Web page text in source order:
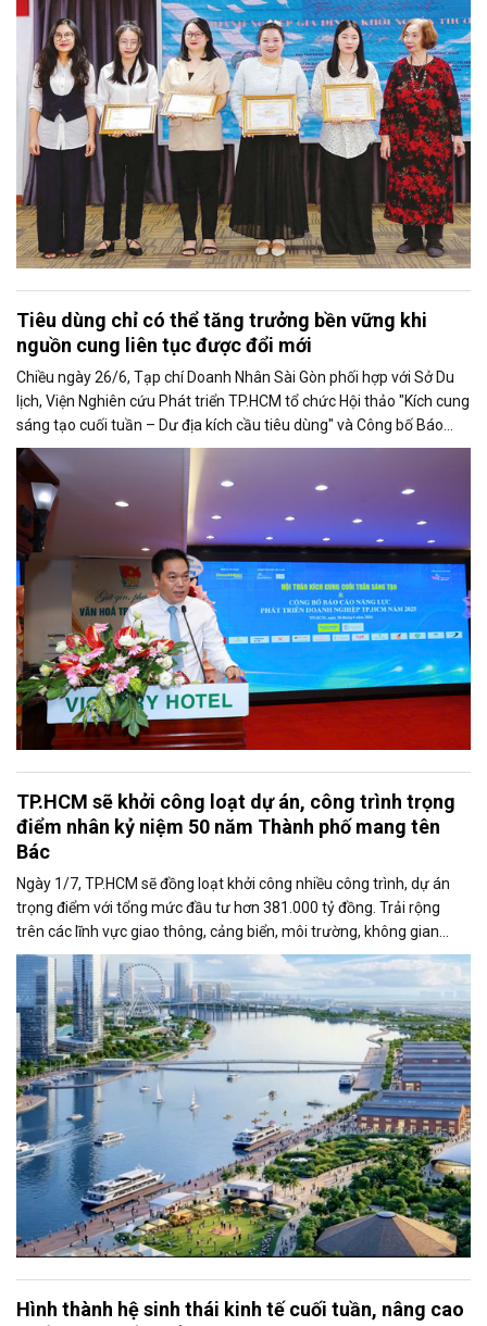
rất bình thường ấy đã nuôi dưỡng tôi suốt 25 năm làm nghề. Và có
lẽ sẽ còn theo tôi đến hết cuộc đời cầm bút.
Tiêu dùng chỉ có thể tăng trưởng bền vững khi
nguồn cung liên tục được đổi mới
Chiều ngày 26/6, Tạp chí Doanh Nhân Sài Gòn phối hợp với Sở Du
lịch, Viện Nghiên cứu Phát triển TP.HCM tổ chức Hội thảo "Kích cung
sáng tạo cuối tuần – Dư địa kích cầu tiêu dùng" và Công bố Báo
cáo năng lực phát triển doanh nghiệp TP.HCM năm 2025. Trân
trọng giới thiệu phát biểu của ông Võ Hồng Sơn - Trưởng đại diện
Văn phòng Bộ Công Thương khu vực phía Nam tại Hội thảo.
TP.HCM sẽ khởi công loạt dự án, công trình trọng
điểm nhân kỷ niệm 50 năm Thành phố mang tên
Bác
Ngày 1/7, TP.HCM sẽ đồng loạt khởi công nhiều công trình, dự án
trọng điểm với tổng mức đầu tư hơn 381.000 tỷ đồng. Trải rộng
trên các lĩnh vực giao thông, cảng biển, môi trường, không gian
công cộng và nhà ở xã hội, các dự án được kỳ vọng tạo động lực
tăng trưởng mới, mở rộng không gian phát triển và nâng cao năng
lực cạnh tranh của đô thị lớn nhất cả nước.
Hình thành hệ sinh thái kinh tế cuối tuần, nâng cao